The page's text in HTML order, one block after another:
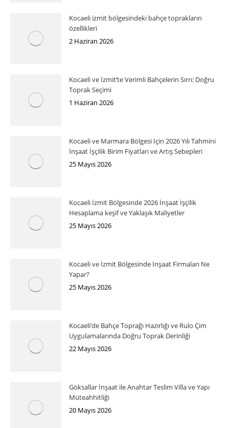
Kocaeli izmit bölgesindeki bahçe toprakların
özellikleri
2 Haziran 2026
Kocaeli ve İzmit’te Verimli Bahçelerin Sırrı: Doğru
Toprak Seçimi
1 Haziran 2026
Kocaeli ve Marmara Bölgesi İçin 2026 Yılı Tahmini
İnşaat İşçilik Birim Fiyatları ve Artış Sebepleri
25 Mayıs 2026
Kocaeli İzmit Bölgesinde 2026 İnşaat İşçilik
Hesaplama keşif ve Yaklaşık Maliyetler
25 Mayıs 2026
Kocaeli ve İzmit Bölgesinde İnşaat Firmaları Ne
Yapar?
25 Mayıs 2026
Kocaeli’de Bahçe Toprağı Hazırlığı ve Rulo Çim
Uygulamalarında Doğru Toprak Derinliği
22 Mayıs 2026
Göksallar İnşaat ile Anahtar Teslim Villa ve Yapı
Müteahhitliği
20 Mayıs 2026